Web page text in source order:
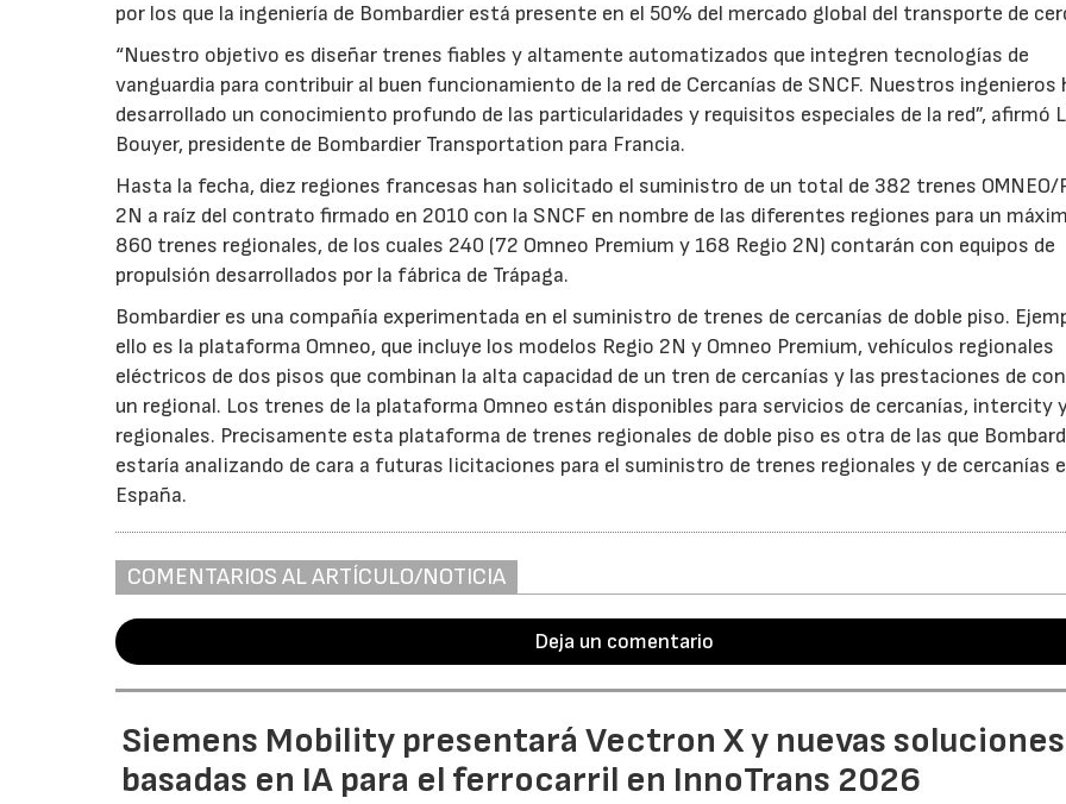
por los que la ingeniería de Bombardier está presente en el 50% del mercado global del transporte de
“Nuestro objetivo es diseñar trenes fiables y altamente automatizados que integren tecnologías de
vanguardia para contribuir al buen funcionamiento de la red de Cercanías de SNCF. Nuestros ingenieros
desarrollado un conocimiento profundo de las particularidades y requisitos especiales de la red”, afirmó
Bouyer, presidente de Bombardier Transportation para Francia.
Hasta la fecha, diez regiones francesas han solicitado el suministro de un total de 382 trenes OMNEO/
2N a raíz del contrato firmado en 2010 con la SNCF en nombre de las diferentes regiones para un
860 trenes regionales, de los cuales 240 (72 Omneo Premium y 168 Regio 2N) contarán con equipos de
propulsión desarrollados por la fábrica de Trápaga.
Bombardier es una compañía experimentada en el suministro de trenes de cercanías de doble piso.
ello es la plataforma Omneo, que incluye los modelos Regio 2N y Omneo Premium, vehículos regionales
eléctricos de dos pisos que combinan la alta capacidad de un tren de cercanías y las prestaciones de
un regional. Los trenes de la plataforma Omneo están disponibles para servicios de cercanías, intercity
regionales. Precisamente esta plataforma de trenes regionales de doble piso es otra de las que
estaría analizando de cara a futuras licitaciones para el suministro de trenes regionales y de cercanías
España.
COMENTARIOS AL ARTÍCULO/NOTICIA
Deja un comentario
Siemens Mobility presentará Vectron X y nuevas soluciones
basadas en IA para el ferrocarril en InnoTrans 2026